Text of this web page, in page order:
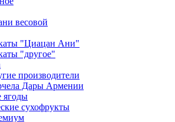
весовой
"Циацан Ани"
"другое"
производители
Дары Армении
сухофрукты